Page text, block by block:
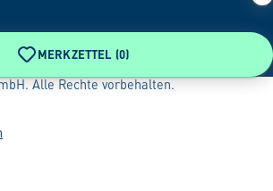
MERKZETTEL (0)
Alle Rechte vorbehalten.